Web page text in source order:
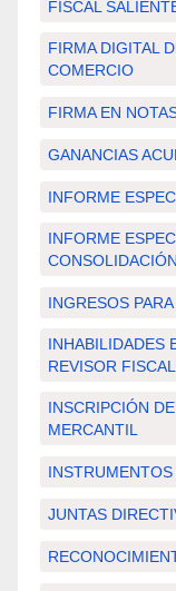
FISCAL
FIRMA DIGITAL
COMERCIO
FIRMA EN
GANANCIAS
INFORME
INFORME
INGRESOS
INHABILIDADES
REVISOR FISCAL
INSCRIPCIÓN
MERCANTIL
JUNTAS